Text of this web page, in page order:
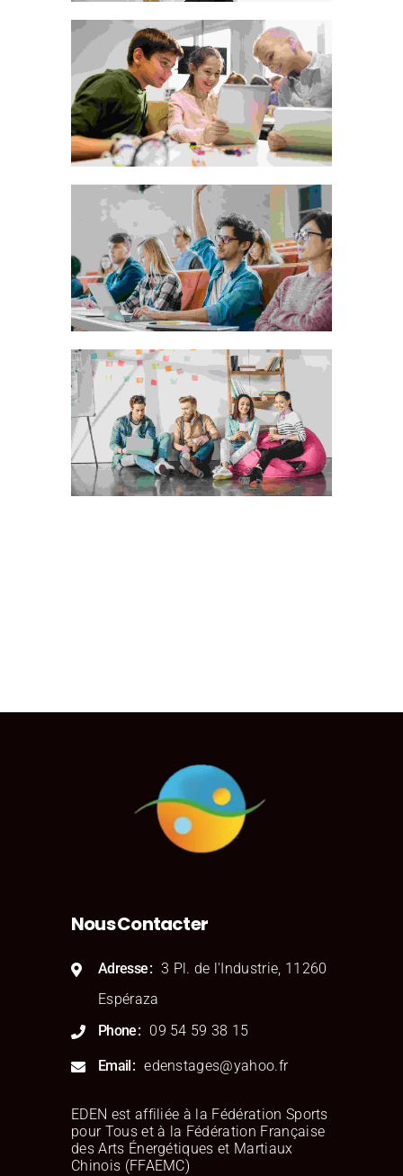
Nous Contacter
Adresse
3 Pl. de l'Industrie, 11260
Espéraza
Phone
09 54 59 38 15
Email edenstages@yahoo.fr
EDEN est affiliée à la Fédération Sports
pour Tous et à la Fédération Française
des Arts Énergétiques et Martiaux
Chinois (FFAEMC)